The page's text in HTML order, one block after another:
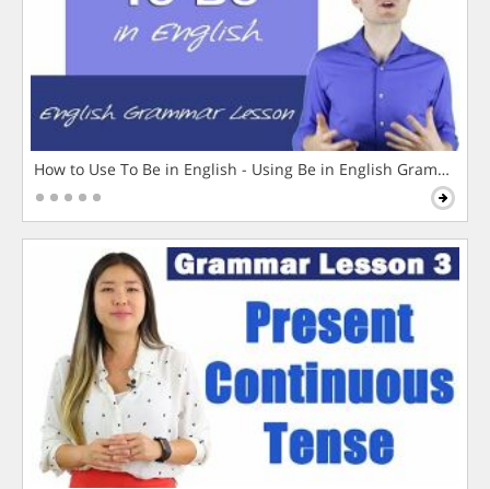
How to Use To Be in English - Using Be in English Grammar